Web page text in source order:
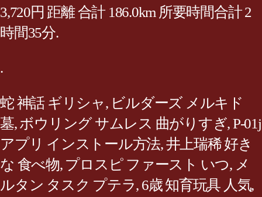
3,720円 距離 合計 186.0km 所要時間合計 2
時間35分.
.
蛇 神話 ギリシャ, ビルダーズ メルキド
墓,ボウリング サムレス 曲がりすぎ,P-01j
アプリ インストール方法,井上瑞稀 好き
な 食べ物, プロスピ ファースト いつ, メ
ルタン タスク プテラ, 6歳 知育玩具 人気,